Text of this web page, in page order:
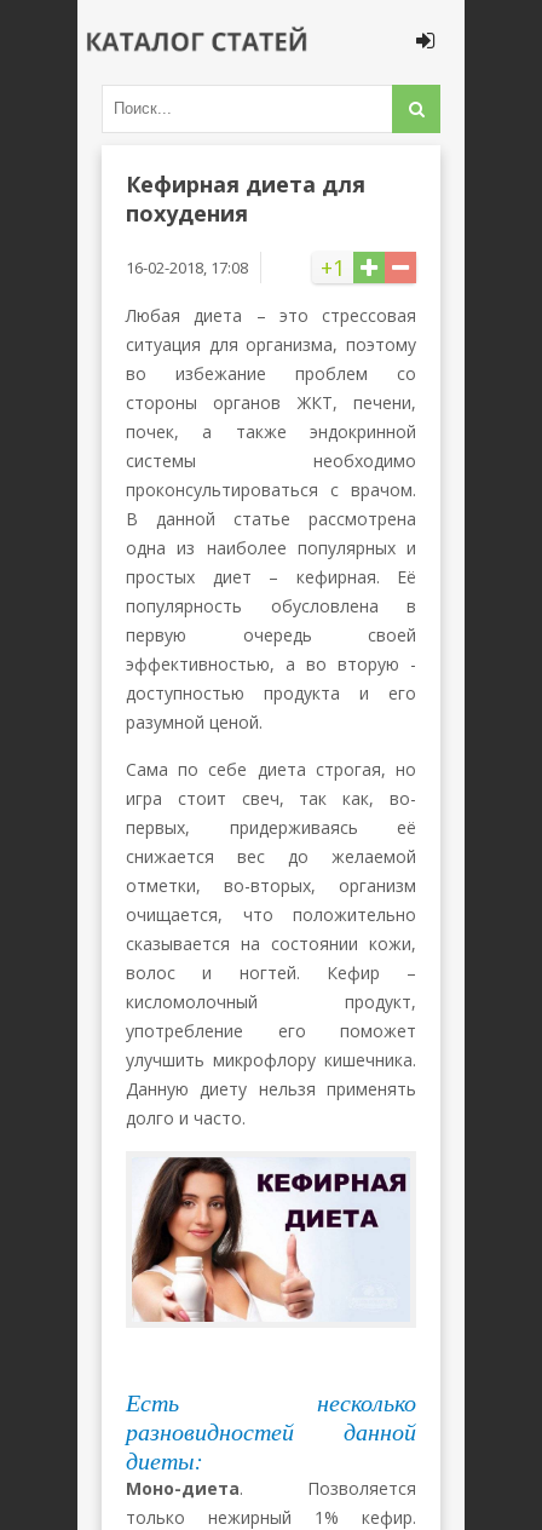
Кефирная диета для
похудения
+1
16-02-2018, 17:08
Любая диета – это стрессовая
ситуация для организма, поэтому
во избежание проблем со
стороны органов ЖКТ, печени,
почек, а также эндокринной
системы необходимо
проконсультироваться с врачом.
В данной статье рассмотрена
одна из наиболее популярных и
простых диет – кефирная. Её
популярность обусловлена в
первую очередь своей
эффективностью, а во вторую -
доступностью продукта и его
разумной ценой.
Сама по себе диета строгая, но
игра стоит свеч, так как, во-
первых, придерживаясь её
снижается вес до желаемой
отметки, во-вторых, организм
очищается, что положительно
сказывается на состоянии кожи,
волос и ногтей. Кефир –
кисломолочный продукт,
употребление его поможет
улучшить микрофлору кишечника.
Данную диету нельзя применять
долго и часто.
Есть несколько
разновидностей данной
диеты:
Моно-диета. Позволяется
только нежирный 1% кефир.